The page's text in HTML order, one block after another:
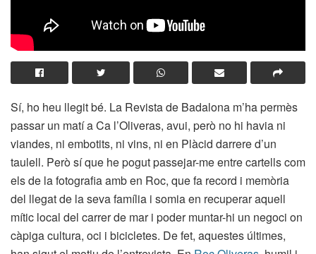
Sí, ho heu llegit bé. La Revista de Badalona m’ha permès
passar un matí a Ca l’Oliveras, avui, però no hi havia ni
viandes, ni embotits, ni vins, ni en Plàcid darrere d’un
taulell. Però sí que he pogut passejar-me entre cartells com
els de la fotografia amb en Roc, que fa record i memòria
del llegat de la seva família i somia en recuperar aquell
mític local del carrer de mar i poder muntar-hi un negoci on
càpiga cultura, oci i bicicletes. De fet, aquestes últimes,